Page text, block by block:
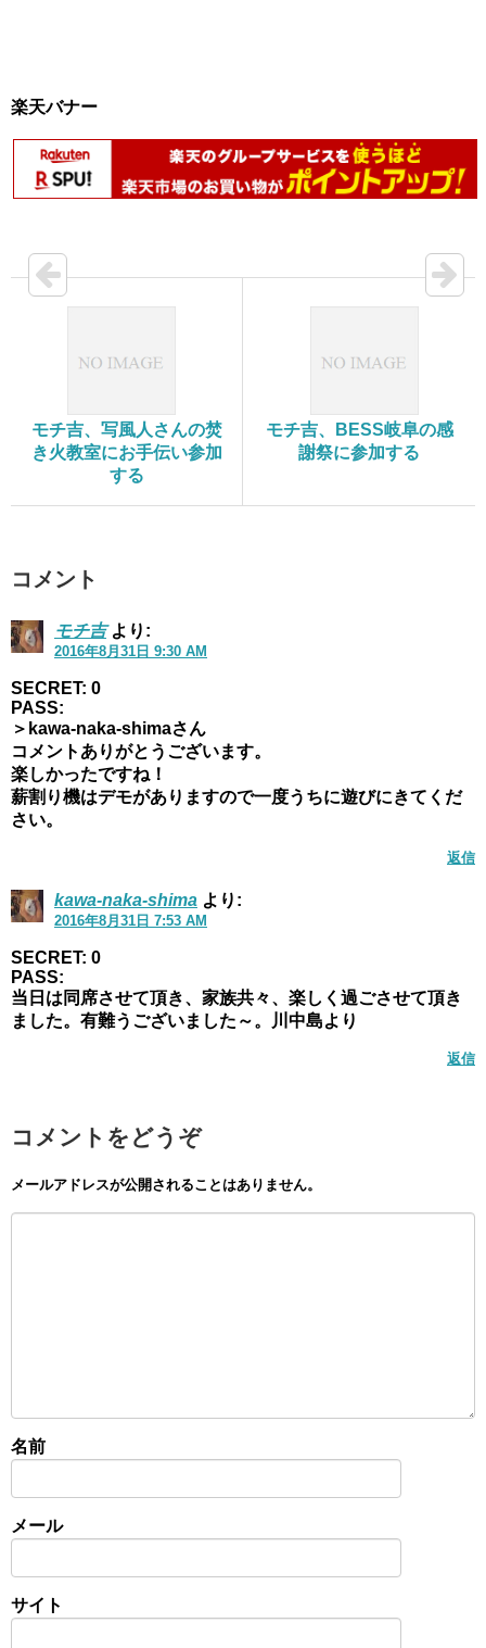
楽天バナー
モチ吉、写風人さんの焚
き火教室にお手伝い参加
する
モチ吉、BESS岐阜の感
謝祭に参加する
コメント
モチ吉 より:
2016年8月31日 9:30 AM
SECRET: 0
PASS:
＞kawa-naka-shimaさん
コメントありがとうございます。
楽しかったですね！
薪割り機はデモがありますので一度うちに遊びにきてくだ
さい。
返信
kawa-naka-shima より:
2016年8月31日 7:53 AM
SECRET: 0
PASS:
当日は同席させて頂き、家族共々、楽しく過ごさせて頂き
ました。有難うございました～。川中島より
返信
コメントをどうぞ
メールアドレスが公開されることはありません。
名前
メール
サイト